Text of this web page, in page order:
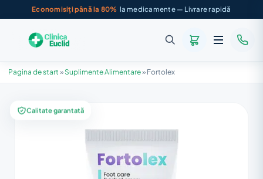
Economisiți până la 80% la medicamente — Livrare rapidă
Pagina de start » Suplimente Alimentare» Fortolex
Calitate garantată